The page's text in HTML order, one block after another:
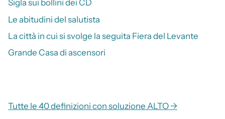
Sigla sui bollini dei CD
Le abitudini del salutista
La città in cui si svolge la seguita Fiera del Levante
Grande Casa di ascensori
Tutte le 40 definizioni con soluzione ALTO →